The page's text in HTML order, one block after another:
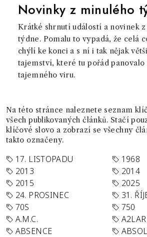
Novinky z minulého
Krátké shrnutí událostí a novinek
týdne. Pomalu to vypadá, že celá
chýlí ke konci a s ní i tak nějak
tajemství, které tu pořád panovalo
tajemného viru.
Na této stránce naleznete seznam
všech publikovaných článků. Stačí
klíčové slovo a zobrazí se všechny
takto označeny.
17. LISTOPADU
1968
2013
2014
2015
2025
24. PROSINEC
31.
70S
750
A.M.C.
ABSENCE